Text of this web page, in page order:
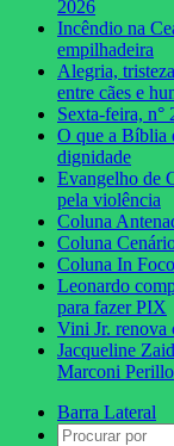
2026
Incêndio na
empilhadeira
Alegria,
entre cães e
Sexta-feira, n°
O que a Bíblia
dignidade
Evangelho de
pela violência
Coluna
Coluna
Coluna In
Leonardo
para fazer PIX
Vini Jr. renova
Jacqueline
Marconi Perillo
Barra Lateral